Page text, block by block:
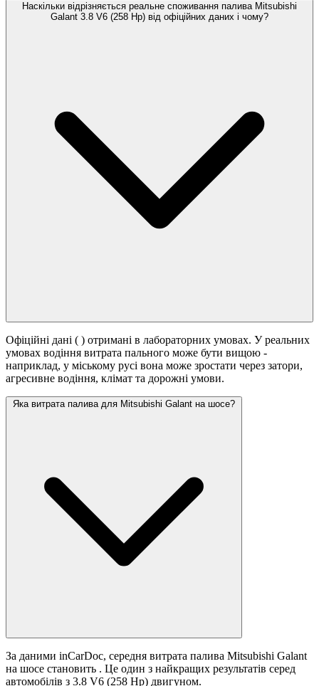
Наскільки відрізняється реальне споживання палива Mitsubishi
Galant 3.8 V6 (258 Hp) від офіційних даних і чому?
Офіційні дані ( ) отримані в лабораторних умовах. У реальних
умовах водіння витрата пального може бути вищою -
наприклад, у міському русі вона може зростати через затори,
агресивне водіння, клімат та дорожні умови.
Яка витрата палива для Mitsubishi Galant на шосе?
За даними inCarDoc, середня витрата палива Mitsubishi Galant
на шосе становить . Це один з найкращих результатів серед
автомобілів з 3.8 V6 (258 Hp) двигуном.